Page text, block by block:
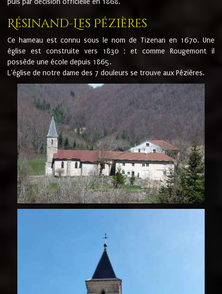
Résinand-Les Pézières
Ce hameau est connu sous le nom de Tizenan en 1670. Une
église est construite vers 1830 ; et comme Rougemont il
possède une école depuis 1865.
L'église de notre dame des 7 douleurs se trouve aux Pézières.